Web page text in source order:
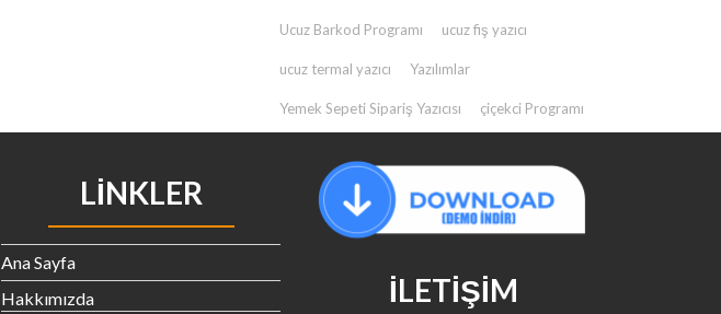
Ucuz Barkod Programı ucuz fiş yazıcı
ucuz termal yazıcı Yazılımlar
Yemek Sepeti Sipariş Yazıcısı çiçekci Programı
LINKLER
Ana Sayfa
Hakkımızda
İLETIŞIM